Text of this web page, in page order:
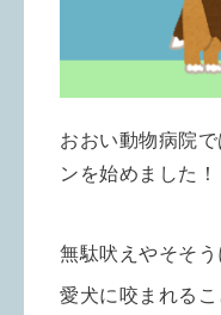
おおい動物病院
ンを始めました！
無駄吠えやそそう
愛犬に咬まれる